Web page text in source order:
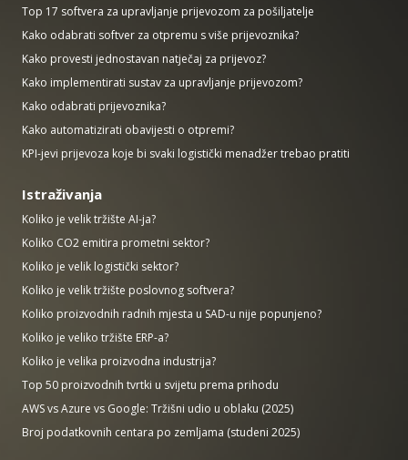
Top 17 softvera za upravljanje prijevozom za pošiljatelje
Kako odabrati softver za otpremu s više prijevoznika?
Kako provesti jednostavan natječaj za prijevoz?
Kako implementirati sustav za upravljanje prijevozom?
Kako odabrati prijevoznika?
Kako automatizirati obavijesti o otpremi?
KPI-jevi prijevoza koje bi svaki logistički menadžer trebao pratiti
Istraživanja
Koliko je velik tržište AI-ja?
Koliko CO2 emitira prometni sektor?
Koliko je velik logistički sektor?
Koliko je velik tržište poslovnog softvera?
Koliko proizvodnih radnih mjesta u SAD-u nije popunjeno?
Koliko je veliko tržište ERP-a?
Koliko je velika proizvodna industrija?
Top 50 proizvodnih tvrtki u svijetu prema prihodu
AWS vs Azure vs Google: Tržišni udio u oblaku (2025)
Broj podatkovnih centara po zemljama (studeni 2025)